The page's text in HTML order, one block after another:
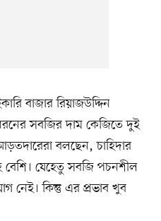
বাজার রিয়াজউদ্দিন
সবজির দাম কেজিতে দুই
বলছেন, চাহিদার
যেহেতু সবজি পচনশীল
নেই। কিন্তু এর প্রভাব খুব